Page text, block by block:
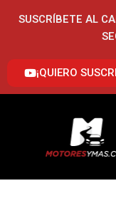
SUSCRÍBETE AL
¡QUIERO